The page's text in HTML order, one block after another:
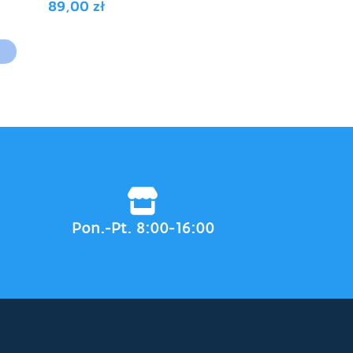
89,00 zł
Pon.-Pt. 8:00-16:00